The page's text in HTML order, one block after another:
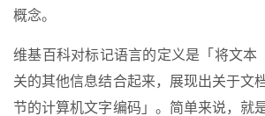
概念。
维基百科对标记语言的定义是「将文本
关的其他信息结合起来，展现出关于文
节的计算机文字编码」。简单来说，就